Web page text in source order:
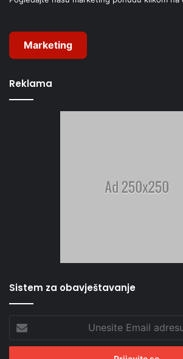
Marketing
Reklama
Sistem za obavještavanje
Email
adresu